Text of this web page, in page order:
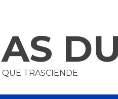
TRASCIENDE